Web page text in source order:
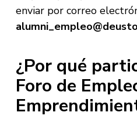
enviar por correo
¿Por qué
Foro de